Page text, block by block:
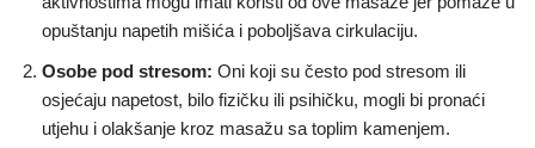
opuštanju napetih mišića i poboljšava cirkulaciju.
Osobe pod stresom: Oni koji su često pod stresom ili
osjećaju napetost, bilo fizičku ili psihičku, mogli bi pronaći
utjehu i olakšanje kroz masažu sa toplim kamenjem.